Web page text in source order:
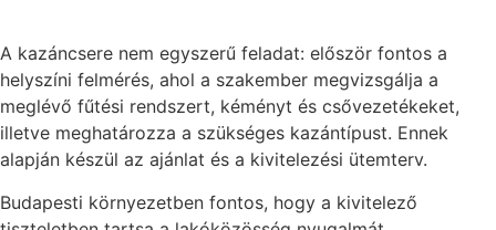
A kazáncsere nem egyszerű feladat: először fontos a
helyszíni felmérés, ahol a szakember megvizsgálja a
meglévő fűtési rendszert, kéményt és csővezetékeket,
illetve meghatározza a szükséges kazántípust. Ennek
alapján készül az ajánlat és a kivitelezési ütemterv.
Budapesti környezetben fontos, hogy a kivitelező